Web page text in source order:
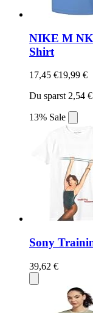
NIKE M
Shirt
17,45 €19,99 €
Du sparst 2,54 €
13% Sale
Sony
39,62 €